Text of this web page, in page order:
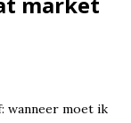
wanneer moet ik